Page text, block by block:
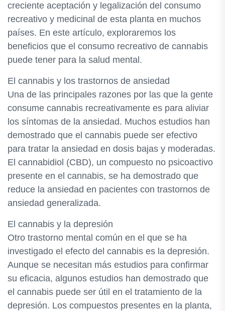
creciente aceptación y legalización del consumo
recreativo y medicinal de esta planta en muchos
países. En este artículo, exploraremos los
beneficios que el consumo recreativo de cannabis
puede tener para la salud mental.
El cannabis y los trastornos de ansiedad
Una de las principales razones por las que la gente
consume cannabis recreativamente es para aliviar
los síntomas de la ansiedad. Muchos estudios han
demostrado que el cannabis puede ser efectivo
para tratar la ansiedad en dosis bajas y moderadas.
El cannabidiol (CBD), un compuesto no psicoactivo
presente en el cannabis, se ha demostrado que
reduce la ansiedad en pacientes con trastornos de
ansiedad generalizada.
El cannabis y la depresión
Otro trastorno mental común en el que se ha
investigado el efecto del cannabis es la depresión.
Aunque se necesitan más estudios para confirmar
su eficacia, algunos estudios han demostrado que
el cannabis puede ser útil en el tratamiento de la
depresión. Los compuestos presentes en la planta,